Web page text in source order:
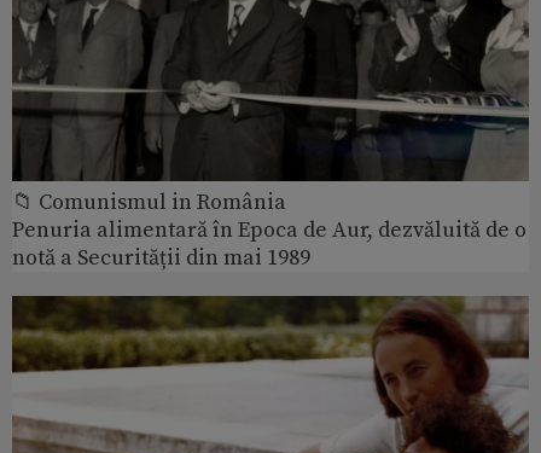
📁 Comunismul in România
Penuria alimentară în Epoca de Aur, dezvăluită de o
notă a Securității din mai 1989